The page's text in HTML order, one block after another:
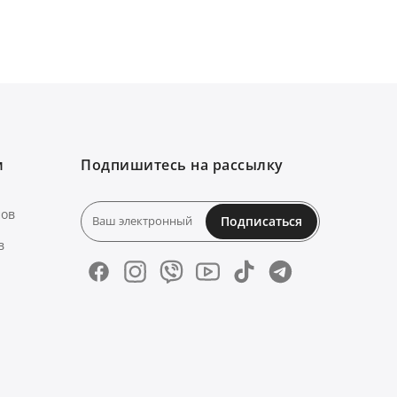
Подпишитесь на рассылку
Подписаться